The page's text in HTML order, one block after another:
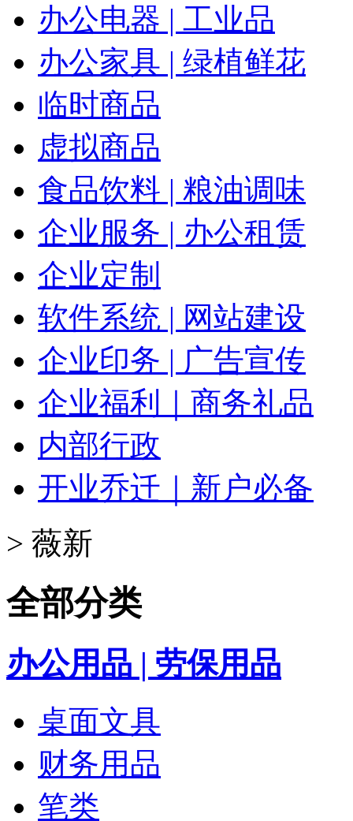
办公电器 | 工业品
办公家具 | 绿植鲜花
临时商品
虚拟商品
食品饮料 | 粮油调味
企业服务 | 办公租赁
企业定制
软件系统 | 网站建设
企业印务 | 广告宣传
企业福利｜商务礼品
内部行政
开业乔迁｜新户必备
> 薇新
全部分类
办公用品 | 劳保用品
桌面文具
财务用品
笔类